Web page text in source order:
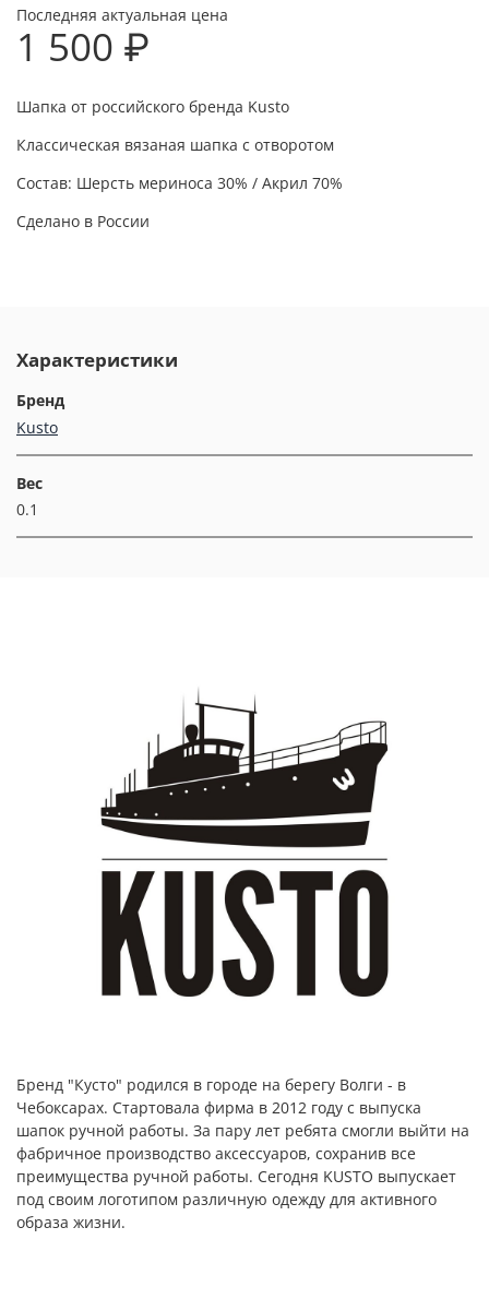
Последняя актуальная цена
1 500 ₽
Шапка от российского бренда Kusto
Классическая вязаная шапка с отворотом
Состав: Шерсть мериноса 30% / Акрил 70%
Сделано в России
Характеристики
Бренд
Kusto
Вес
0.1
Бренд "Кусто" родился в городе на берегу Волги - в
Чебоксарах. Стартовала фирма в 2012 году с выпуска
шапок ручной работы. За пару лет ребята смогли выйти на
фабричное производство аксессуаров, сохранив все
преимущества ручной работы. Сегодня KUSTO выпускает
под своим логотипом различную одежду для активного
образа жизни.